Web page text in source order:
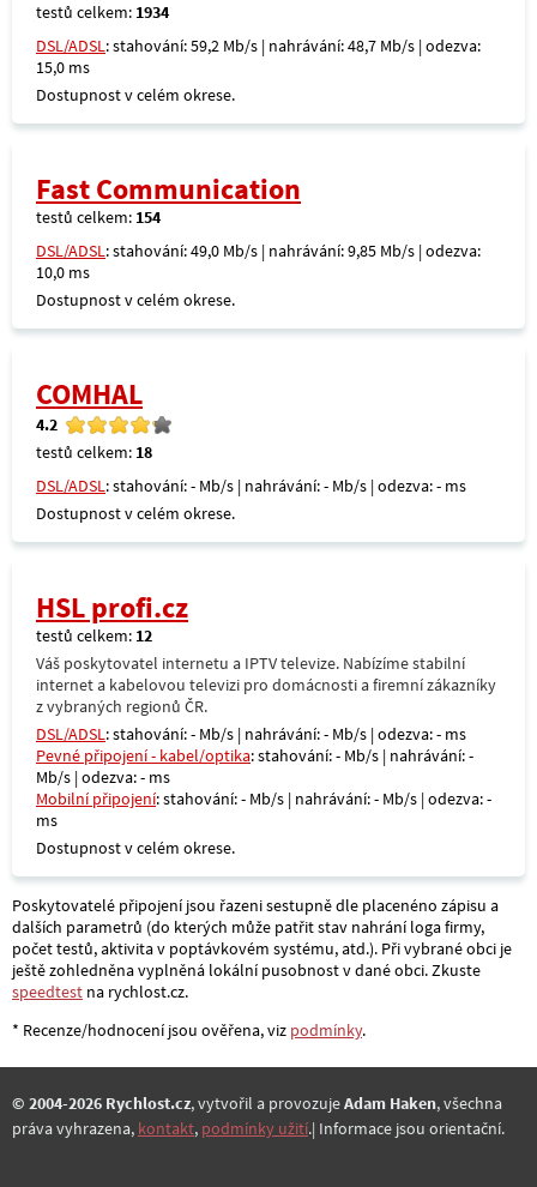
testů celkem: 1934
DSL/ADSL: stahování: 59,2 Mb/s | nahrávání: 48,7 Mb/s | odezva:
15,0 ms
Dostupnost v celém okrese.
Fast Communication
testů celkem: 154
DSL/ADSL: stahování: 49,0 Mb/s | nahrávání: 9,85 Mb/s | odezva:
10,0 ms
Dostupnost v celém okrese.
COMHAL
4.2
testů celkem: 18
DSL/ADSL: stahování: - Mb/s | nahrávání: - Mb/s | odezva: - ms
Dostupnost v celém okrese.
HSL profi.cz
testů celkem: 12
Váš poskytovatel internetu a IPTV televize. Nabízíme stabilní
internet a kabelovou televizi pro domácnosti a firemní zákazníky
z vybraných regionů ČR.
DSL/ADSL: stahování: - Mb/s | nahrávání: - Mb/s | odezva: - ms
Pevné připojení - kabel/optika: stahování: - Mb/s | nahrávání: -
Mb/s | odezva: - ms
Mobilní připojení: stahování: - Mb/s | nahrávání: - Mb/s | odezva: -
ms
Dostupnost v celém okrese.
Poskytovatelé připojení jsou řazeni sestupně dle placenéno zápisu a
dalších parametrů (do kterých může patřit stav nahrání loga firmy,
počet testů, aktivita v poptávkovém systému, atd.). Při vybrané obci je
ještě zohledněna vyplněná lokální pusobnost v dané obci. Zkuste
speedtest na rychlost.cz.
* Recenze/hodnocení jsou ověřena, viz podmínky.
© 2004-2026 Rychlost.cz, vytvořil a provozujeAdam Haken, všechna
práva vyhrazena, kontakt, podmínky užití.| Informace jsou orientační.